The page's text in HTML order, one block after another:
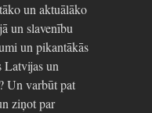
un aktuālāko
un slavenību
un pikantākās
Latvijas un
Un varbūt pat
ziņot par